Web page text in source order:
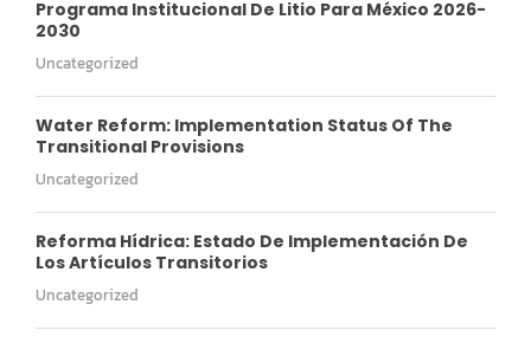
Programa Institucional De Litio Para México 2026-
2030
Uncategorized
Water Reform: Implementation Status Of The
Transitional Provisions
Uncategorized
Reforma Hídrica: Estado De Implementación De
Los Artículos Transitorios
Uncategorized